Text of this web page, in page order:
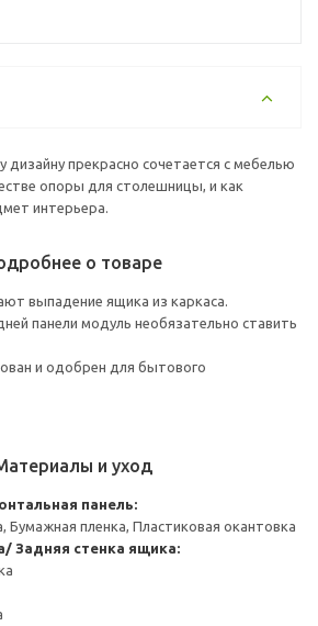
дизайну прекрасно сочетается с мебелью
опоры для столешницы, и как
интерьера.
о товаре
выпадение ящика из каркаса.
панели модуль необязательно ставить
и одобрен для бытового
и уход
панель:
Бумажная пленка, Пластиковая окантовка
Задняя стенка ящика: